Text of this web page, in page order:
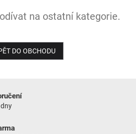
na ostatní kategorie.
DO OBCHODU